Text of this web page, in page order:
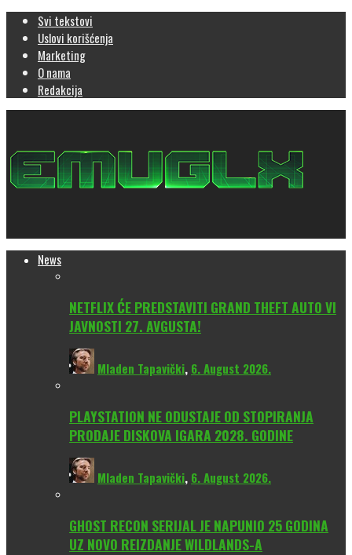
Svi tekstovi
Uslovi korišćenja
Marketing
O nama
Redakcija
News
NETFLIX ĆE PREDSTAVITI GRAND THEFT AUTO VI
JAVNOSTI 27. AVGUSTA!
Mladen Tapavički, 6. August 2026.
PLAYSTATION NE ODUSTAJE OD STOPIRANJA
PRODAJE DISKOVA IGARA 2028. GODINE
Mladen Tapavički, 6. August 2026.
GHOST RECON SERIJAL JE NAPUNIO 25 GODINA
UZ NOVO REIZDANJE WILDLANDS-A